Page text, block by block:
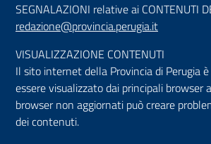
SEGNALAZIONI relative ai CONTENUTI
redazione@provincia.perugia.it
VISUALIZZAZIONE CONTENUTI
Il sito internet della Provincia di Perugia
essere visualizzato dai principali browser
browser non aggiornati può creare
dei contenuti.